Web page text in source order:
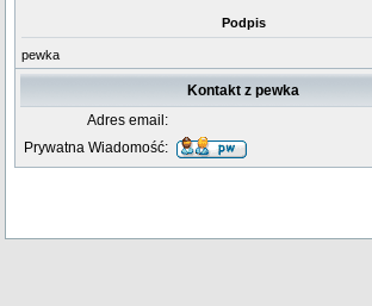
Podpis
pewka
Kontakt z pewka
Adres email:
Prywatna Wiadomość: